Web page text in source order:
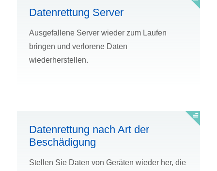
Datenrettung Server
Ausgefallene Server wieder zum Laufen
bringen und verlorene Daten
wiederherstellen.
Datenrettung nach Art der
Beschädigung
Stellen Sie Daten von Geräten wieder her, die